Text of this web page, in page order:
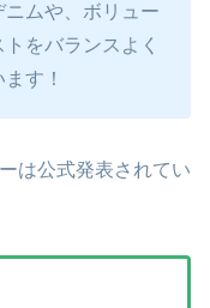
ムや、ボリュー
をバランスよく
す！
は公式発表されてい